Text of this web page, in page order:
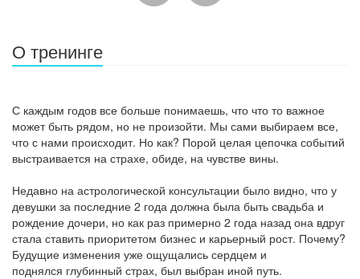
О тренинге
С каждым годов все больше понимаешь, что что то важное
может быть рядом, н о не произойти. Мы сами выбираем все,
что с нами происходит. Но как? Порой целая цепочка событий
выстраивается на страхе, обиде, на чувстве вины.
Недавно на астрологической консультации было видно, что у
девушки за последние 2 года должна была быть свадьба и
рождение дочери, но как раз примерно 2 года назад она вдруг
стала ставить приоритетом бизнес и карьерный рост. Почему?
Будущие изменения уже ощущались сердцем и
поднялся глубинный страх, был выбран иной путь.